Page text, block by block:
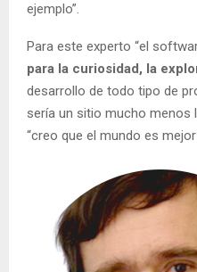
ejemplo”.
Para este experto “el
para la curiosidad, la
desarrollo de todo tipo de
sería un sitio mucho menos
“creo que el mundo es